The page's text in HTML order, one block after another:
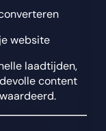
website
laadtijden,
content